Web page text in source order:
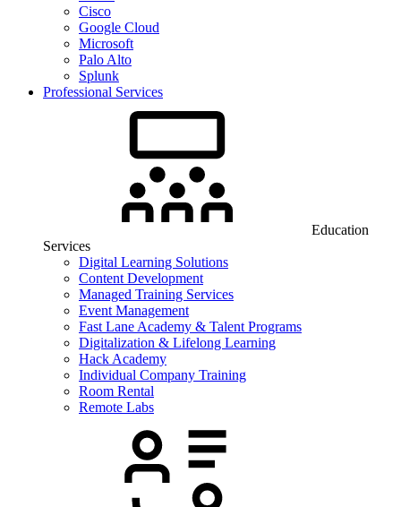
Cisco
Google Cloud
Microsoft
Palo Alto
Splunk
Professional Services
Education
Services
Digital Learning Solutions
Content Development
Managed Training Services
Event Management
Fast Lane Academy & Talent Programs
Digitalization & Lifelong Learning
Hack Academy
Individual Company Training
Room Rental
Remote Labs